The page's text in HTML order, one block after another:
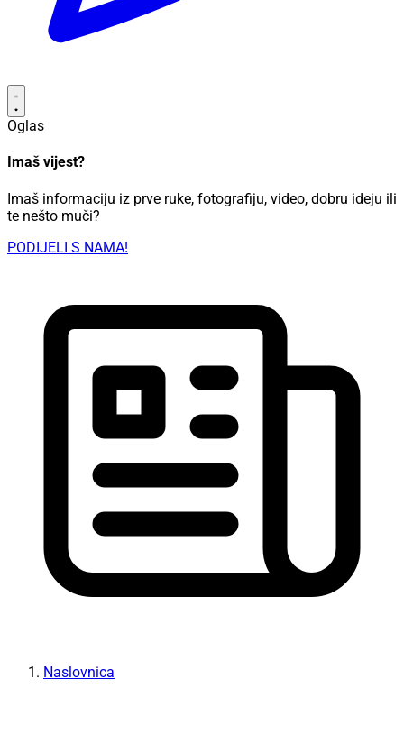
Oglas
Imaš vijest?
Imaš informaciju iz prve ruke, fotografiju, video, dobru ideju ili
te nešto muči?
PODIJELI S NAMA!
Naslovnica